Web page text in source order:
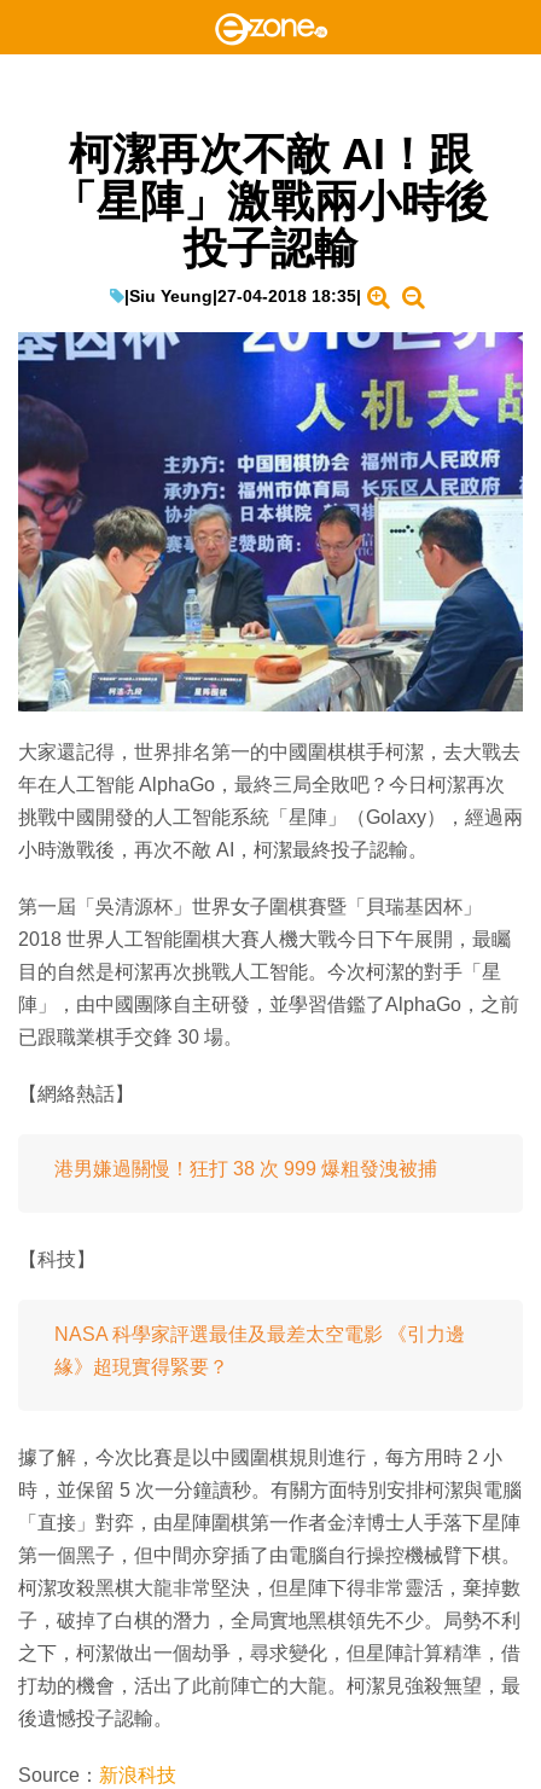
柯潔再次不敵 AI！跟
「星陣」激戰兩小時後
投子認輸
|Siu Yeung|27-04-2018 18:35|
大家還記得，世界排名第一的中國圍棋棋手柯潔，去大戰去
年在人工智能 AlphaGo，最終三局全敗吧？今日柯潔再次
挑戰中國開發的人工智能系統「星陣」（Golaxy），經過兩
小時激戰後，再次不敵 AI，柯潔最終投子認輸。
第一屆「吳清源杯」世界女子圍棋賽暨「貝瑞基因杯」
2018 世界人工智能圍棋大賽人機大戰今日下午展開，最矚
目的自然是柯潔再次挑戰人工智能。今次柯潔的對手「星
陣」，由中國團隊自主研發，並學習借鑑了AlphaGo，之前
已跟職業棋手交鋒 30 場。
【網絡熱話】
港男嫌過關慢！狂打 38 次 999 爆粗發洩被捕
【科技】
NASA 科學家評選最佳及最差太空電影 《引力邊
緣》超現實得緊要？
據了解，今次比賽是以中國圍棋規則進行，每方用時 2 小
時，並保留 5 次一分鐘讀秒。有關方面特別安排柯潔與電腦
「直接」對弈，由星陣圍棋第一作者金涬博士人手落下星陣
第一個黑子，但中間亦穿插了由電腦自行操控機械臂下棋。
柯潔攻殺黑棋大龍非常堅決，但星陣下得非常靈活，棄掉數
子，破掉了白棋的潛力，全局實地黑棋領先不少。局勢不利
之下，柯潔做出一個劫爭，尋求變化，但星陣計算精準，借
打劫的機會，活出了此前陣亡的大龍。柯潔見強殺無望，最
後遺憾投子認輸。
Source： 新浪科技